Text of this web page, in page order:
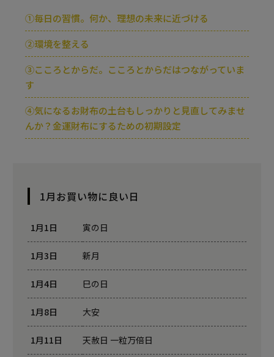
①毎日の習慣。何か、理想の未来に近づける
②環境を整える
③こころとからだ。こころとからだはつながっていま
す
④気になるお財布の土台もしっかりと見直してみませ
んか？金運財布にするための初期設定
1月お買い物に良い日
1月1日 寅の日
1月3日 新月
1月4日 巳の日
1月8日 大安
1月11日 天赦日 一粒万倍日